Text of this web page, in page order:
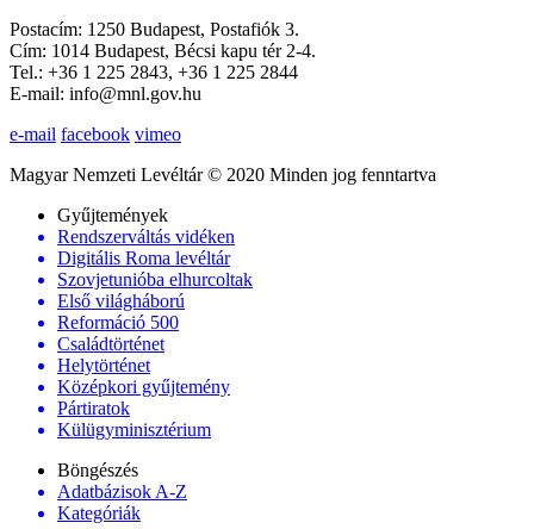
Postacím: 1250 Budapest, Postafiók 3.
Cím: 1014 Budapest, Bécsi kapu tér 2-4.
Tel.: +36 1 225 2843, +36 1 225 2844
E-mail: info@mnl.gov.hu
e-mail facebook vimeo
Magyar Nemzeti Levéltár © 2020 Minden jog fenntartva
Gyűjtemények
Rendszerváltás vidéken
Digitális Roma levéltár
Szovjetunióba elhurcoltak
Első világháború
Reformáció 500
Családtörténet
Helytörténet
Középkori gyűjtemény
Pártiratok
Külügyminisztérium
Böngészés
Adatbázisok A-Z
Kategóriák